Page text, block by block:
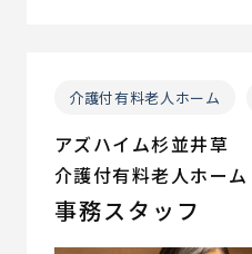
介護付有料老人ホーム
アズハイム杉並井草
介護付有料老人ホーム
事務スタッフ